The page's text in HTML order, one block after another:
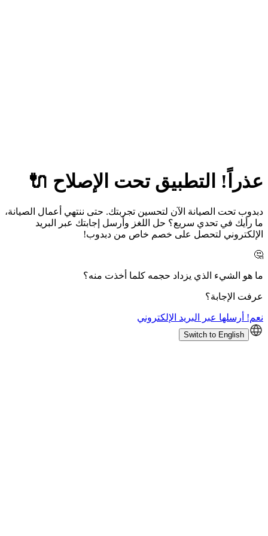
عذراً! التطبيق تحت الإصلاح 🔌
دبدوب تحت الصيانة الآن لتحسين تجربتك. حتى ننتهي أعمال الصيانة،
ما رأيك في تحدي سريع؟ حل اللغز وأرسل إجابتك عبر البريد
الإلكتروني لتحصل على خصم خاص من دبدوب!
🤔
ما هو الشيء الذي يزداد حجمه كلما أخذت منه؟
عرفت الإجابة؟
نعم! أرسلها عبر البريد الإلكتروني
Switch to English